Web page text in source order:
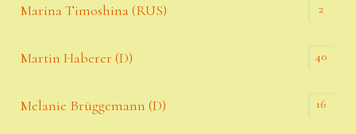
Marina Timoshina (RUS) 2
Martin Haberer (D) 40
Melanie Brüggemann (D) 16